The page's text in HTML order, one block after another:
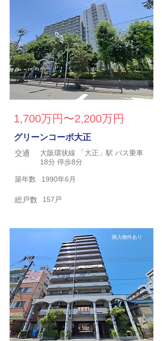
1,700万円〜2,200万円
グリーンコーポ大正
交通
大阪環状線 「大正」駅 バス乗車
18分 停歩8分
築年数 1990年6月
総戸数 157戸
購入物件あり